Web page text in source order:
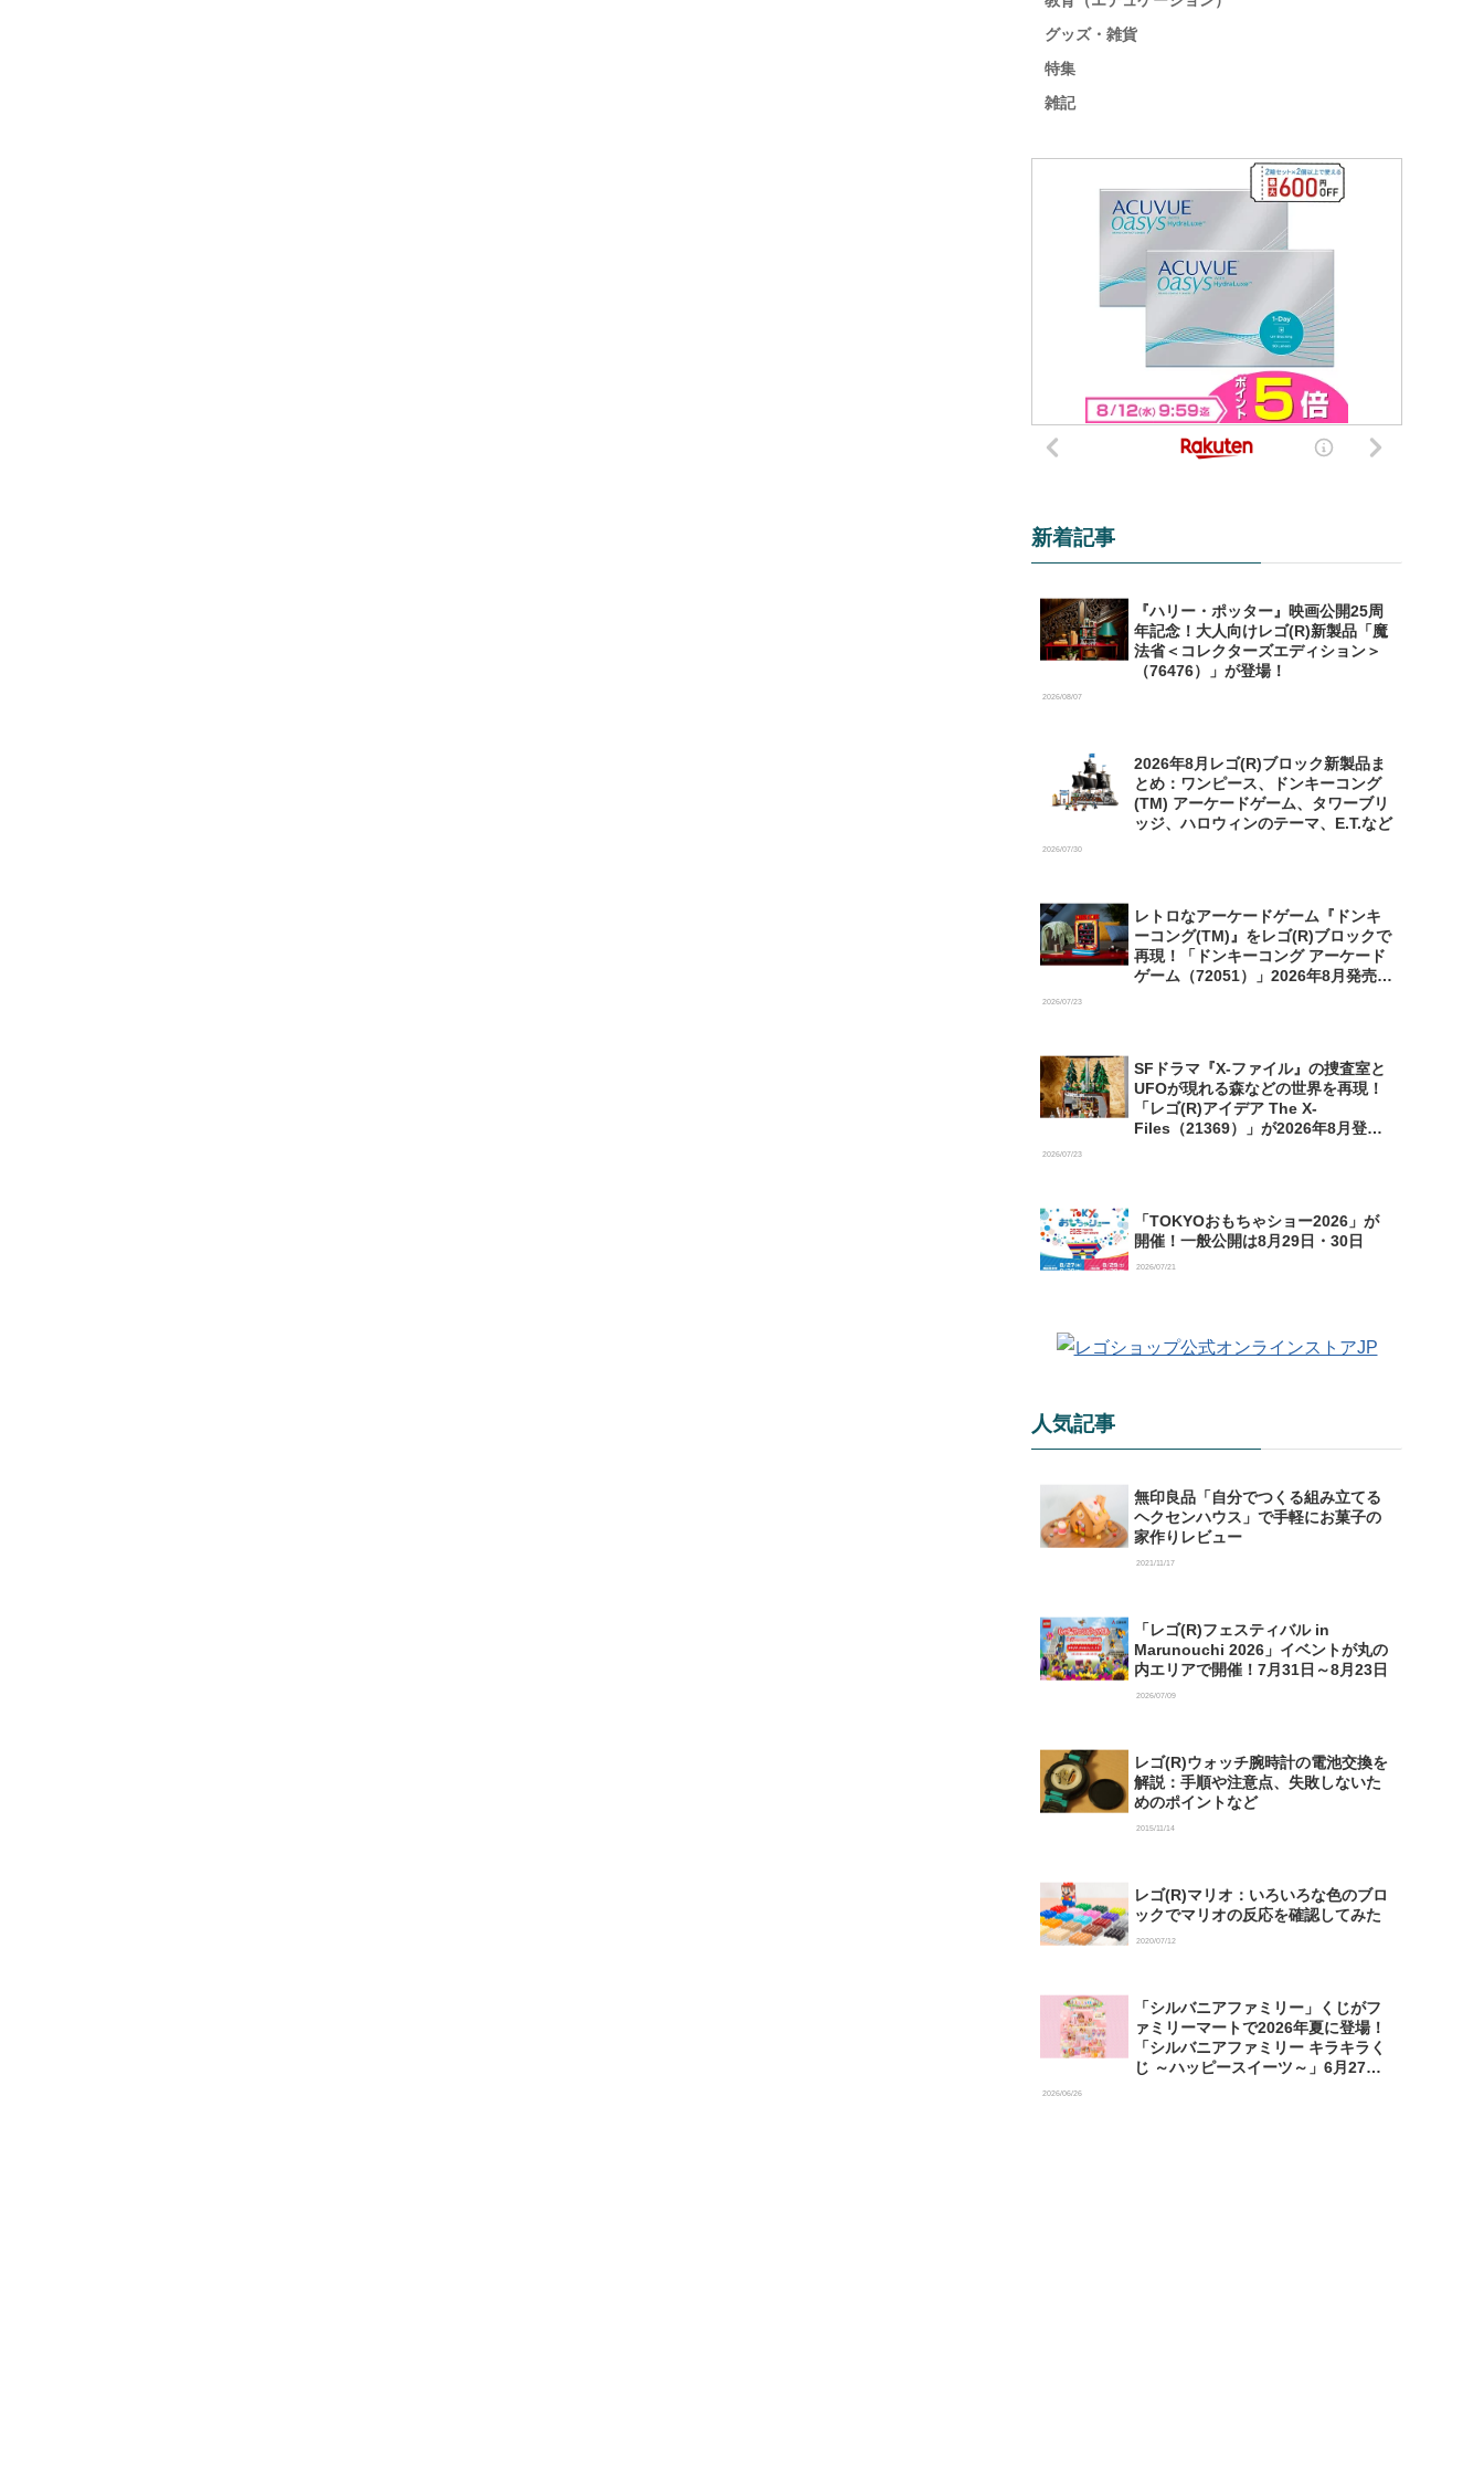
グッズ・雑貨
特集
雑記
新着記事
『ハリー・ポッター』映画公開25周
年記念！大人向けレゴ(R)新製品「魔
法省＜コレクターズエディション＞
（76476）」が登場！
2026/08/07
2026年8月レゴ(R)ブロック新製品ま
とめ：ワンピース、ドンキーコング
(TM) アーケードゲーム、タワーブリ
ッジ、ハロウィンのテーマ、E.T.など
2026/07/30
レトロなアーケードゲーム『ドンキ
ーコング(TM)』をレゴ(R)ブロックで
再現！「ドンキーコング アーケード
ゲーム（72051）」2026年8月発売
2026/07/23
SFドラマ『X-ファイル』の捜査室と
UFOが現れる森などの世界を再現！
「レゴ(R)アイデア The X-
Files（21369）」が2026年8月登場
2026/07/23
「TOKYOおもちゃショー2026」が
開催！一般公開は8月29日・30日
2026/07/21
人気記事
無印良品「自分でつくる組み立てる
ヘクセンハウス」で手軽にお菓子の
家作りレビュー
2021/11/17
「レゴ(R)フェスティバル in
Marunouchi 2026」イベントが丸の
内エリアで開催！7月31日～8月23日
2026/07/09
レゴ(R)ウォッチ腕時計の電池交換を
解説：手順や注意点、失敗しないた
めのポイントなど
2015/11/14
レゴ(R)マリオ：いろいろな色のブロ
ックでマリオの反応を確認してみた
2020/07/12
「シルバニアファミリー」くじがフ
ァミリーマートで2026年夏に登場！
「シルバニアファミリー キラキラく
じ ～ハッピースイーツ～」6月27日
2026/06/26